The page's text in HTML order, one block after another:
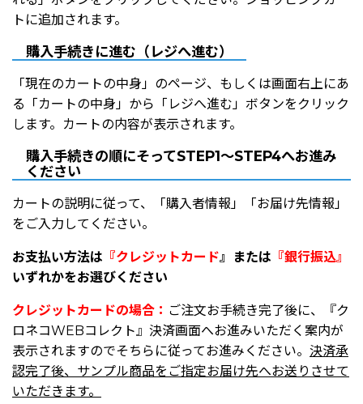
トに追加されます。
購入手続きに進む（レジへ進む）
「現在のカートの中身」のページ、もしくは画面右上にあ
る「カートの中身」から「レジへ進む」ボタンをクリック
します。カートの内容が表示されます。
購入手続きの順にそってSTEP1～STEP4へお進み
ください
カートの説明に従って、「購入者情報」「お届け先情報」
をご入力してください。
お支払い方法は 『クレジットカード』または 『銀行振込』
いずれかをお選びください
クレジットカードの場合： ご注文お手続き完了後に、『ク
ロネコWEBコレクト』決済画面へお進みいただく案内が
表示されますのでそちらに従ってお進みください。 決済承
認完了後、サンプル商品をご指定お届け先へお送りさせて
いただきます。